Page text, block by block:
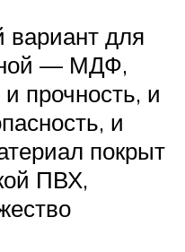
для
— МДФ,
прочность, и
и
покрыт
ПВХ,